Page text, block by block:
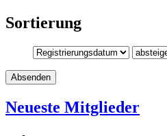
Sortierung
Neueste Mitglieder